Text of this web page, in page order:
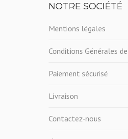
NOTRE SOCIÉTÉ
Mentions légales
Conditions Générales
Paiement sécurisé
Livraison
Contactez-nous